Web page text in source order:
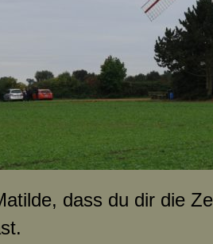
dass du dir die